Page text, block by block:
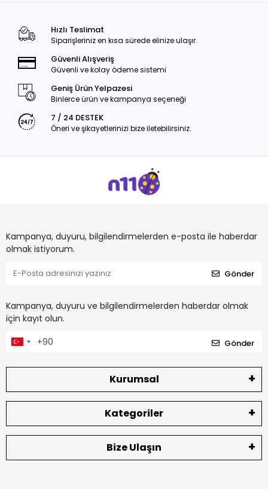
Hızlı Teslimat
Siparişleriniz en kısa sürede elinize ulaşır.
Güvenli Alışveriş
Güvenli ve kolay ödeme sistemi
Geniş Ürün Yelpazesi
Binlerce ürün ve kampanya seçeneği
7 / 24 DESTEK
Öneri ve şikayetlerinizi bize iletebilirsiniz.
Kampanya, duyuru, bilgilendirmelerden e-posta ile haberdar
olmak istiyorum.
Gönder
Kampanya, duyuru ve bilgilendirmelerden haberdar olmak
için kayıt olun.
Gönder
Kurumsal
Kategoriler
Bize Ulaşın